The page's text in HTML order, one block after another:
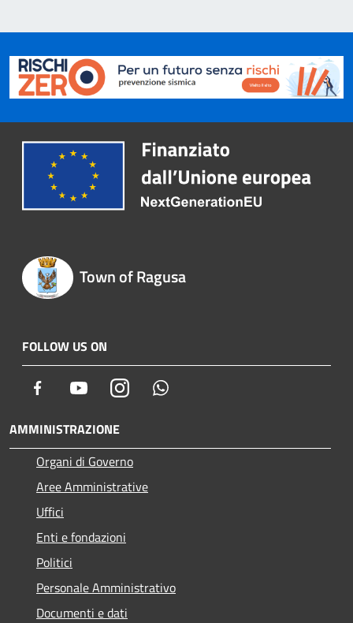
Town of Ragusa
FOLLOW US ON
Facebook YoutubeInstagram
AMMINISTRAZIONE
Organi di Governo
Aree Amministrative
Uffici
Enti e fondazioni
Politici
Personale Amministrativo
Documenti e dati